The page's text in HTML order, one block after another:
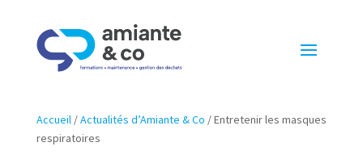
Accueil/Actualités d’Amiante & Co /Entretenir les masques
respiratoires